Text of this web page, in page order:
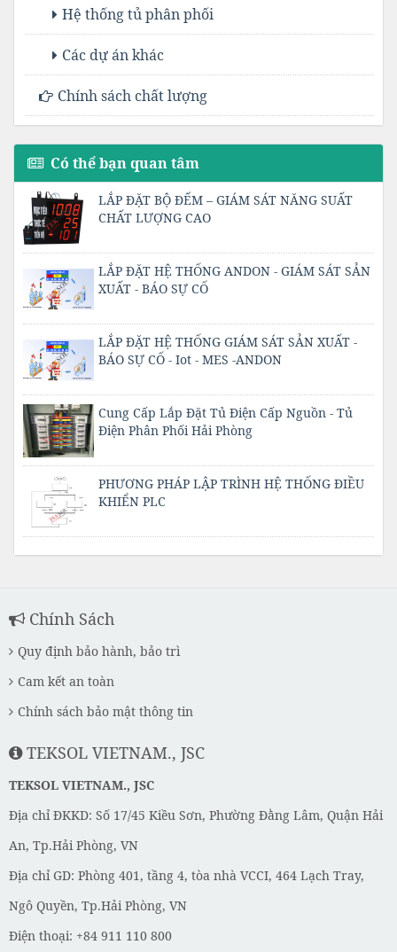
Hệ thống tủ phân phối
Các dự án khác
Chính sách chất lượng
Có thể bạn quan tâm
LẮP ĐẶT BỘ ĐẾM – GIÁM SÁT NĂNG SUẤT
CHẤT LƯỢNG CAO
LẮP ĐẶT HỆ THỐNG ANDON - GIÁM SÁT SẢN
XUẤT - BÁO SỰ CỐ
LẮP ĐẶT HỆ THỐNG GIÁM SÁT SẢN XUẤT -
BÁO SỰ CỐ - Iot - MES -ANDON
Cung Cấp Lắp Đặt Tủ Điện Cấp Nguồn - Tủ
Điện Phân Phối Hải Phòng
PHƯƠNG PHÁP LẬP TRÌNH HỆ THỐNG ĐIỀU
KHIỂN PLC
Chính Sách
Quy định bảo hành, bảo trì
Cam kết an toàn
Chính sách bảo mật thông tin
TEKSOL VIETNAM., JSC
TEKSOL VIETNAM., JSC
Địa chỉ ĐKKD: Số 17/45 Kiều Sơn, Phường Đằng Lâm, Quận Hải
An, Tp.Hải Phòng, VN
Địa chỉ GD: Phòng 401, tầng 4, tòa nhà VCCI, 464 Lạch Tray,
Ngô Quyền, Tp.Hải Phòng, VN
Điện thoại: +84 911 110 800